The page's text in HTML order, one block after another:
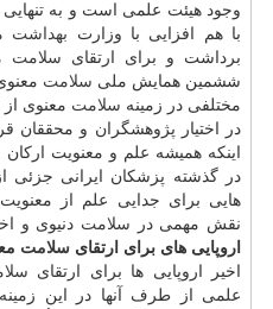
وجود هیئت علمی است و به تنهایی
با هم افزایی با وزارت بهداشت
برداشت و برای ارتقای سلامت
ششمین همایش ملی سلامت
مختلفی در زمینه سلامت معنوی
در اختیار پژوهشگران و محققان
اینكه همیشه علم و معنویت
در گذشته پزشكان ایرانی جزئی
هایی برای جدایی علم از
نقش مهمی در سلامت دنیوی و
اروپایی های برای ارتقای سلامت
اخیر اروپایی ها برای ارتقای
علمی از طرف آنها در این زمینه